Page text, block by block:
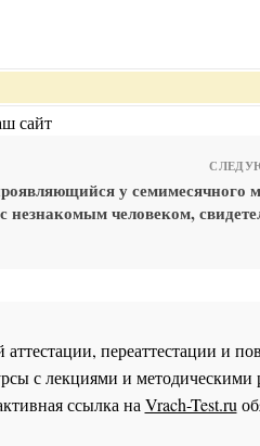
сайт
у семимесячного
незнакомым человеком,
переаттестации и
с лекциями и методическими
ссылка наVrach-Test.ru